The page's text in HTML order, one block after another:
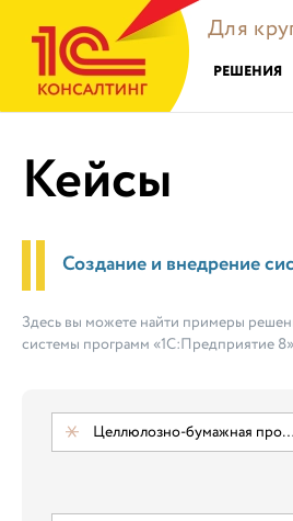
Для
РЕШЕНИЯ
Кейсы
Создание и внедрение
Здесь вы можете найти примеры
системы программ «1С:Предприятие
Целлюлозно-бумажная промышленность